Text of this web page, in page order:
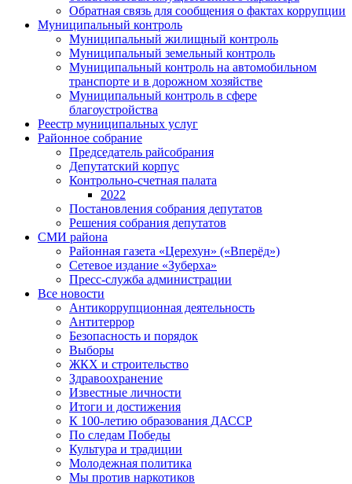
Обратная связь для сообщения о фактах коррупции
Муниципальный контроль
Муниципальный жилищный контроль
Муниципальный земельный контроль
Муниципальный контроль на автомобильном
транспорте и в дорожном хозяйстве
Муниципальный контроль в сфере
благоустройства
Реестр муниципальных услуг
Районное собрание
Председатель райсобрания
Депутатский корпус
Контрольно-счетная палата
2022
Постановления собрания депутатов
Решения собрания депутатов
СМИ района
Районная газета «Церехун» («Вперёд»)
Сетевое издание «Зуберха»
Пресс-служба администрации
Все новости
Антикоррупционная деятельность
Антитеррор
Безопасность и порядок
Выборы
ЖКХ и строительство
Здравоохранение
Известные личности
Итоги и достижения
К 100-летию образования ДАССР
По следам Победы
Культура и традиции
Молодежная политика
Мы против наркотиков